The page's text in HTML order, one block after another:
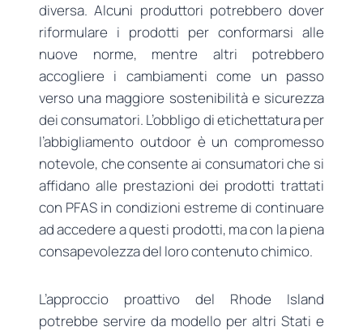
diversa. Alcuni produttori potrebbero dover
riformulare i prodotti per conformarsi alle
nuove norme, mentre altri potrebbero
accogliere i cambiamenti come un passo
verso una maggiore sostenibilità e sicurezza
dei consumatori. L’obbligo di etichettatura per
l’abbigliamento outdoor è un compromesso
notevole, che consente ai consumatori che si
affidano alle prestazioni dei prodotti trattati
con PFAS in condizioni estreme di continuare
ad accedere a questi prodotti, ma con la piena
consapevolezza del loro contenuto chimico.
L’approccio proattivo del Rhode Island
potrebbe servire da modello per altri Stati e